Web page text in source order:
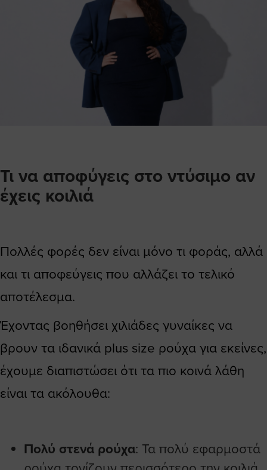
Τι να αποφύγεις στο ντύσιμο αν
έχεις κοιλιά
Πολλές φορές δεν είναι μόνο τι φοράς, αλλά
και τι αποφεύγεις που αλλάζει το τελικό
αποτέλεσμα.
Έχοντας βοηθήσει χιλιάδες γυναίκες να
βρουν τα ιδανικά plus size ρούχα για εκείνες,
έχουμε διαπιστώσει ότι τα πιο κοινά λάθη
είναι τα ακόλουθα:
Πολύ στενά ρούχα: Τα πολύ εφαρμοστά